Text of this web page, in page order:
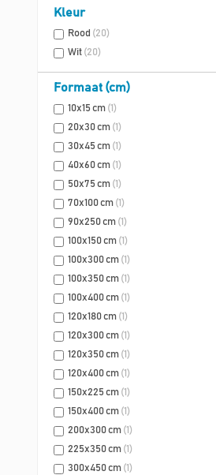
Kleur
Rood (20)
Wit (20)
Formaat (cm)
10x15 cm (1)
20x30 cm (1)
30x45 cm (1)
40x60 cm (1)
50x75 cm (1)
70x100 cm (1)
90x250 cm (1)
100x150 cm (1)
100x300 cm (1)
100x350 cm (1)
100x400 cm (1)
120x180 cm (1)
120x300 cm (1)
120x350 cm (1)
120x400 cm (1)
150x225 cm (1)
150x400 cm (1)
200x300 cm (1)
225x350 cm (1)
300x450 cm (1)